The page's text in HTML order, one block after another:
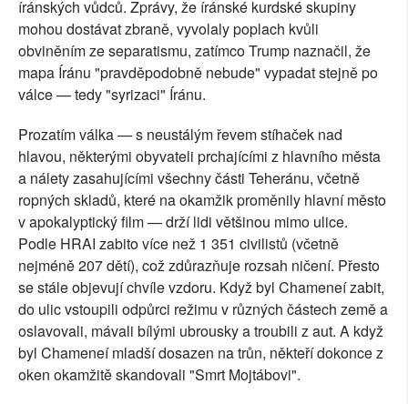
íránských vůdců. Zprávy, že íránské kurdské skupiny
mohou dostávat zbraně, vyvolaly poplach kvůli
obviněním ze separatismu, zatímco Trump naznačil, že
mapa Íránu "pravděpodobně nebude" vypadat stejně po
válce — tedy "syrizaci" Íránu.
Prozatím válka — s neustálým řevem stíhaček nad
hlavou, některými obyvateli prchajícími z hlavního města
a nálety zasahujícími všechny části Teheránu, včetně
ropných skladů, které na okamžik proměnily hlavní město
v apokalyptický film — drží lidi většinou mimo ulice.
Podle HRAI zabito více než 1 351 civilistů (včetně
nejméně 207 dětí), což zdůrazňuje rozsah ničení. Přesto
se stále objevují chvíle vzdoru. Když byl Chameneí zabit,
do ulic vstoupili odpůrci režimu v různých částech země a
oslavovali, mávali bílými ubrousky a troubili z aut. A když
byl Chameneí mladší dosazen na trůn, někteří dokonce z
oken okamžitě skandovali "Smrt Mojtábovi".